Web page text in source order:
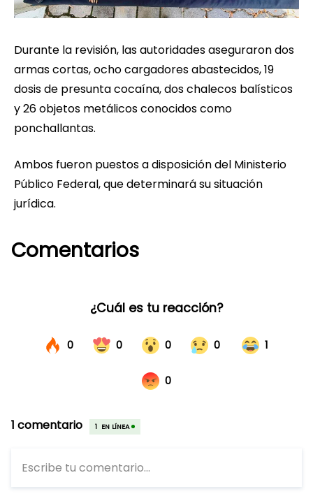
Durante la revisión, las autoridades aseguraron dos
armas cortas, ocho cargadores abastecidos, 19
dosis de presunta cocaína, dos chalecos balísticos
y 26 objetos metálicos conocidos como
ponchallantas.
Ambos fueron puestos a disposición del Ministerio
Público Federal, que determinará su situación
jurídica.
Comentarios